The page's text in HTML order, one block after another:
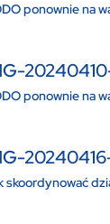
ponownie na
ponownie na
skoordynować